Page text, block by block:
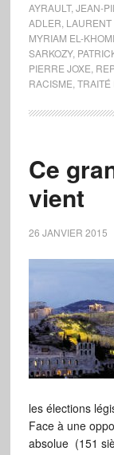
AYRAULT, JEAN-
ADLER LAURENT
MYRIAM EL-
SARKOZY,
PIERRE JOXE
RACISME TRAITÉ
Ce
vient
26 JANVIER 2015
les élections
Face à une
absolue (151